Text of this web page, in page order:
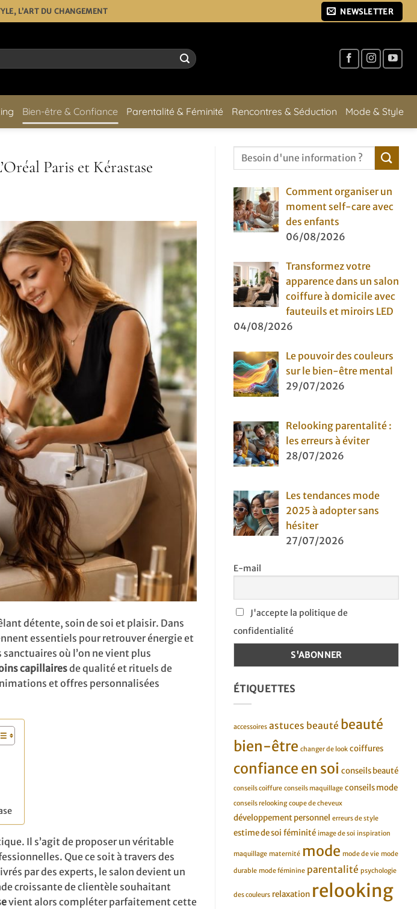
L’ART DU CHANGEMENT NEWSLETTER
Bien-être & Confiance Parentalité & Féminité Rencontres & Séduction Mode & Style
Paris et Kérastase
détente, soin de soi et plaisir. Dans
essentiels pour retrouver énergie et
où l’on ne vient plus
capillairesde qualité et rituels de
et offres personnalisées
Il s’agit de proposer un véritable
Que ce soit à travers des
par des experts, le salon devient un
croissante de clientèle souhaitant
vient alors compléter parfaitement cette
Comment organiser un
moment self-care avec
des enfants
06/08/2026
Transformez votre
apparence dans un salon
coiffure à domicile avec
fauteuils et miroirs LED
04/08/2026
Le pouvoir des couleurs
sur le bien-être mental
29/07/2026
Relooking parentalité :
les erreurs à éviter
28/07/2026
Les tendances mode
2025 à adopter sans
hésiter
27/07/2026
E-mail
J'accepte la politique de
confidentialité
ÉTIQUETTES
accessoires astuces beauté beauté
bien-être changer de look coiffures
confiance en soi conseils beauté
conseils coiffure conseils maquillage conseils mode
conseils relooking coupe de cheveux
développement personnel erreurs de style
estime de soi féminité image de soi inspiration
maquillage maternité mode mode de vie mode
durable mode féminine parentalité psychologie
des couleurs relaxation relooking